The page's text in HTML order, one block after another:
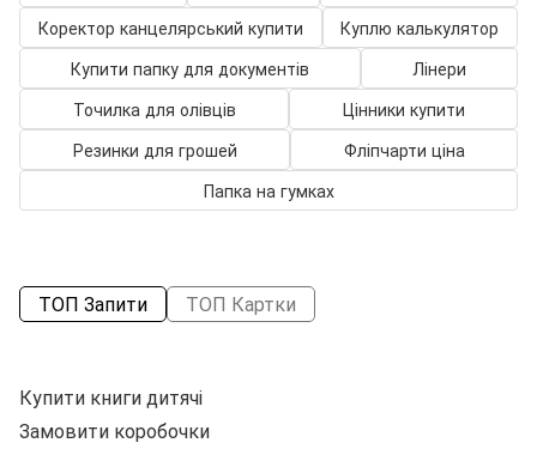
Коректор канцелярський купити
Куплю калькулятор
Купити папку для документів
Лінери
Точилка для олівців
Цінники купити
Резинки для грошей
Фліпчарти ціна
Папка на гумках
ТОП Запити ТОП Картки
Купити книги дитячі
Замовити коробочки